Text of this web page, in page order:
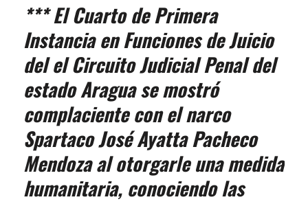
*** El Cuarto de Primera
Instancia en Funciones de Juicio
del el Circuito Judicial Penal del
estado Aragua se mostró
complaciente con el narco
Spartaco José Ayatta Pacheco
Mendoza al otorgarle una medida
humanitaria, conociendo las